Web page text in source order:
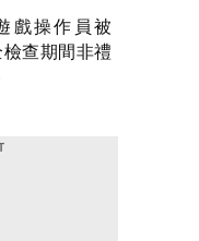
戲操作員被
查期間非禮